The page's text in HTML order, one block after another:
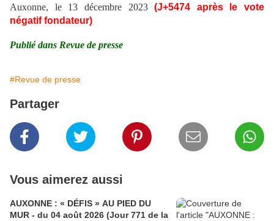
Auxonne, le 13 décembre 2023(J+5474 après le vote
négatif fondateur)
Publié dans Revue de presse
#Revue de presse
Partager
Vous aimerez aussi
AUXONNE : « DÉFIS » AU PIED DU
MUR - du 04 août 2026 (Jour 771 de la